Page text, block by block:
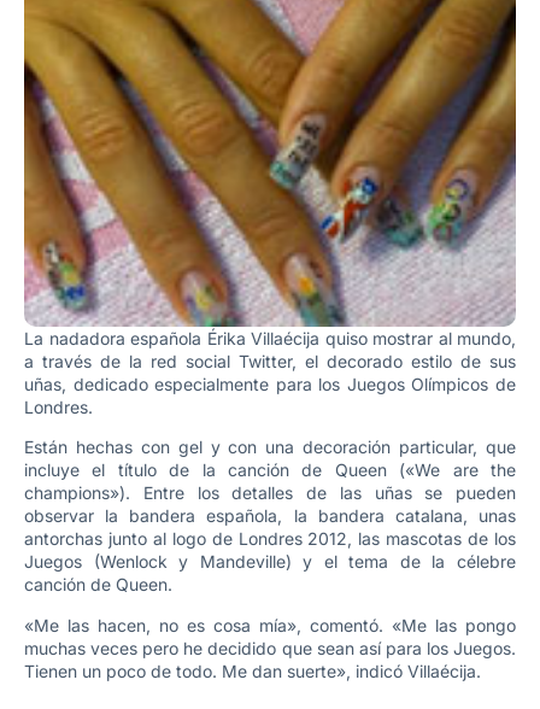
La nadadora española Érika Villaécija quiso mostrar al mundo,
a través de la red social Twitter, el decorado estilo de sus
uñas, dedicado especialmente para los Juegos Olímpicos de
Londres.
Están hechas con gel y con una decoración particular, que
incluye el título de la canción de Queen («We are the
champions»). Entre los detalles de las uñas se pueden
observar la bandera española, la bandera catalana, unas
antorchas junto al logo de Londres 2012, las mascotas de los
Juegos (Wenlock y Mandeville) y el tema de la célebre
canción de Queen.
«Me las hacen, no es cosa mía», comentó. «Me las pongo
muchas veces pero he decidido que sean así para los Juegos.
Tienen un poco de todo. Me dan suerte», indicó Villaécija.